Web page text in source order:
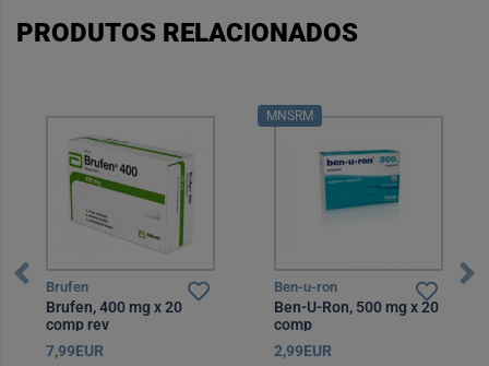
PRODUTOS RELACIONADOS
Brufen
Brufen, 400 mg x 20
comp rev
7,99EUR
MNSRM
Ben-u-ron
Ben-U-Ron, 500 mg x 20
comp
2,99EUR